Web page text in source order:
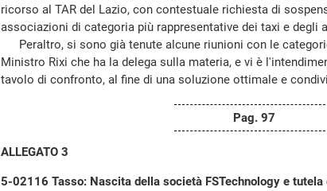
ricorso al TAR del Lazio, con contestuale richiesta di
associazioni di categoria più rappresentative dei taxi e degli
Peraltro, si sono già tenute alcune riunioni con le
Ministro Rixi che ha la delega sulla materia, e vi è
tavolo di confronto, al fine di una soluzione ottimale e
Pag. 97
ALLEGATO 3
5-02116 Tasso: Nascita della società FSTechnology e